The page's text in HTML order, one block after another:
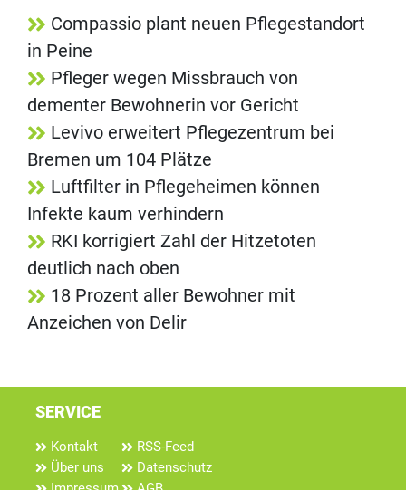
Compassio plant neuen Pflegestandort
in Peine
Pfleger wegen Missbrauch von
dementer Bewohnerin vor Gericht
Levivo erweitert Pflegezentrum bei
Bremen um 104 Plätze
Luftfilter in Pflegeheimen können
Infekte kaum verhindern
RKI korrigiert Zahl der Hitzetoten
deutlich nach oben
18 Prozent aller Bewohner mit
Anzeichen von Delir
SERVICE
Kontakt
Über uns
RSS-Feed
Datenschutz